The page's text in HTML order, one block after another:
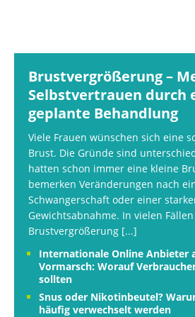
Brustvergrößerung –
Selbstvertrauen durch
geplante Behandlung
Viele Frauen wünschen sich eine
Brust. Die Gründe sind
hatten schon immer eine kleine
bemerken Veränderungen nach
Schwangerschaft oder einer
Gewichtsabnahme. In vielen
Brustvergrößerung [...]
Internationale Online Anbieter
Vormarsch: Worauf
sollten
Snus oder Nikotinbeutel?
häufig verwechselt werden